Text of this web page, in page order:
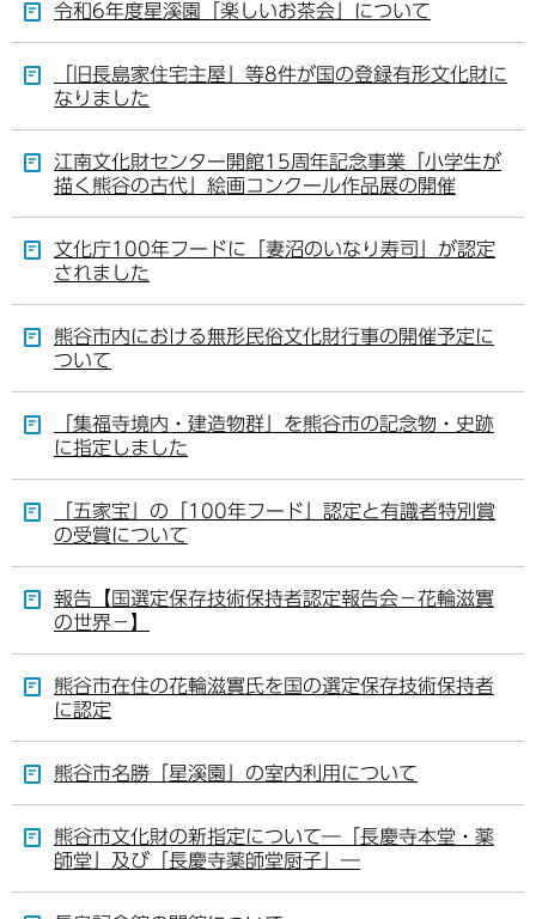
令和6年度星溪園「楽しいお茶会」について
「旧長島家住宅主屋」等8件が国の登録有形文化財に
なりました
江南文化財センター開館15周年記念事業「小学生が
描く熊谷の古代」絵画コンクール作品展の開催
文化庁100年フードに「妻沼のいなり寿司」が認定
されました
熊谷市内における無形民俗文化財行事の開催予定に
ついて
「集福寺境内・建造物群」を熊谷市の記念物・史跡
に指定しました
「五家宝」の「100年フード」認定と有識者特別賞
の受賞について
報告【国選定保存技術保持者認定報告会－花輪滋實
の世界－】
熊谷市在住の花輪滋實氏を国の選定保存技術保持者
に認定
熊谷市名勝「星溪園」の室内利用について
熊谷市文化財の新指定について―「長慶寺本堂・薬
師堂」及び「長慶寺薬師堂厨子」―